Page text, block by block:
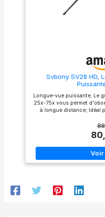
Svbony SV28 HD,
Longue-vue puissante; Le
25x-75x vous permet
à longue distance; Idéal
prisme bak4 à indice élevé
assurent une
image claire et nette
incliné à 45 degrés offre
confortables pour une
rabattable avec un long
Il est recommandé
vous êtes un amateur de